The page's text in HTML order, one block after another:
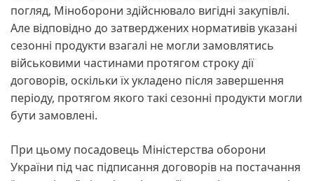
погляд, Міноборони здійснювало вигідні закупівлі.
Але відповідно до затверджених нормативів указані
сезонні продукти взагалі не могли замовлятись
військовими частинами протягом строку дії
договорів, оскільки їх укладено після завершення
періоду, протягом якого такі сезонні продукти могли
бути замовлені.
При цьому посадовець Міністерства оборони
України під час підписання договорів на постачання